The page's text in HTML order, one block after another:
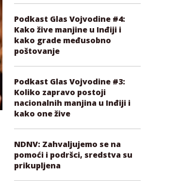
Podkast Glas Vojvodine #4:
Kako žive manjine u Inđiji i
kako grade međusobno
poštovanje
Podkast Glas Vojvodine #3:
Koliko zapravo postoji
nacionalnih manjina u Inđiji i
kako one žive
NDNV: Zahvaljujemo se na
pomoći i podršci, sredstva su
prikupljena